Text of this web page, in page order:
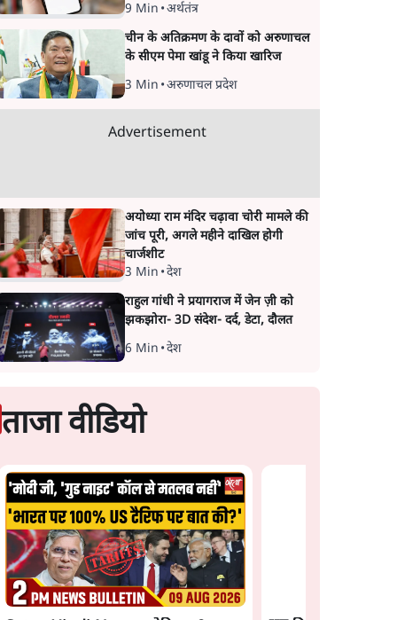
9 Min •अर्थतंत्र
चीन के अतिक्रमण के दावों को अरुणाचल
के सीएम पेमा खांडू ने किया खारिज
3 Min •अरुणाचल प्रदेश
Advertisement
अयोध्या राम मंदिर चढ़ावा चोरी मामले की
जांच पूरी, अगले महीने दाखिल होगी
चार्जशीट
3 Min •देश
राहुल गांधी ने प्रयागराज में जेन ज़ी को
झकझोरा- 3D संदेश- दर्द, डेटा, दौलत
6 Min •देश
ताजा वीडियो